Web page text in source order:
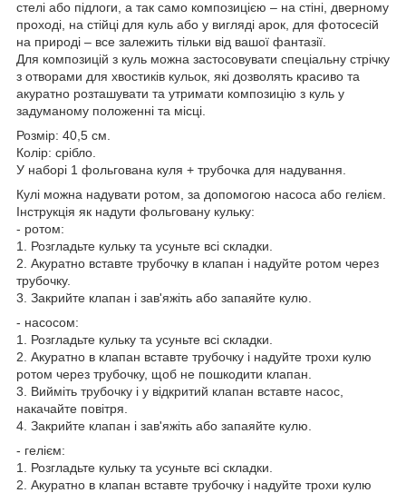
стелі або підлоги, а так само композицією – на стіні, дверному
проході, на стійці для куль або у вигляді арок, для фотосесій
на природі – все залежить тільки від вашої фантазії.
Для композицій з куль можна застосовувати спеціальну стрічку
з отворами для хвостиків кульок, які дозволять красиво та
акуратно розташувати та утримати композицію з куль у
задуманому положенні та місці.
Розмір: 40,5 см.
Колір: срібло.
У наборі 1 фольгована куля + трубочка для надування.
Кулі можна надувати ротом, за допомогою насоса або гелієм.
Інструкція як надути фольговану кульку:
- ротом:
1. Розгладьте кульку та усуньте всі складки.
2. Акуратно вставте трубочку в клапан і надуйте ротом через
трубочку.
3. Закрийте клапан і зав'яжіть або запаяйте кулю.
- насосом:
1. Розгладьте кульку та усуньте всі складки.
2. Акуратно в клапан вставте трубочку і надуйте трохи кулю
ротом через трубочку, щоб не пошкодити клапан.
3. Вийміть трубочку і у відкритий клапан вставте насос,
накачайте повітря.
4. Закрийте клапан і зав'яжіть або запаяйте кулю.
- гелієм:
1. Розгладьте кульку та усуньте всі складки.
2. Акуратно в клапан вставте трубочку і надуйте трохи кулю